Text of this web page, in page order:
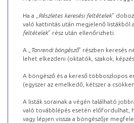
Ha a „ Részletes keresési feltételek”
való kattintás után megjelenő listákból
feltételek” rész után ellenőrizheti.
A „ Tanrendi böngésző” részben keresés
lehet elkezdeni (oktatók, szakok,
A böngésző és a kereső többoszlopos
(egyszer az emelkedő, kétszer a
A listák sorainak a végén található
való továbblépés esetén előfordulhat,
vagy lépjen vissza a böngészője